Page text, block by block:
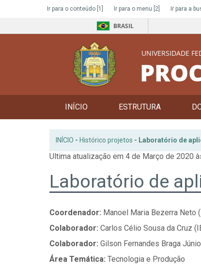
Ir para o conteúdo [1] Ir para o menu [2] Ir para a
BRASIL
UNIVERSIDADE
INÍCIO ESTRUTURA
INÍCIO - Histórico projetos - Laboratório de
Ultima atualização em 4 de Março de 2020
Laboratório de
Coordenador: Manoel Maria Bezerra Neto
Colaborador: Carlos Célio Sousa da Cruz
Colaborador: Gilson Fernandes Braga
Área Temática: Tecnologia e Produção